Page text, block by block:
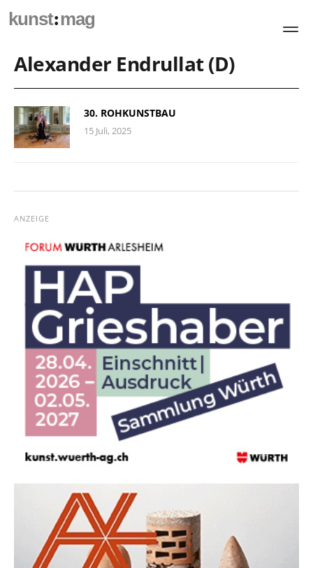
kunst:mag
Alexander Endrullat (D)
30. ROHKUNSTBAU
15 Juli, 2025
ANZEIGE